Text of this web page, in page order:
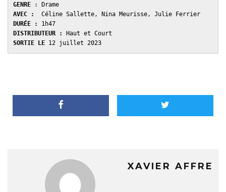
GENRE
AVEC :
DURÉE :
DISTRIBUTEUR :
SORTIE LE 12 juillet 2023
XAVIER AFFRE